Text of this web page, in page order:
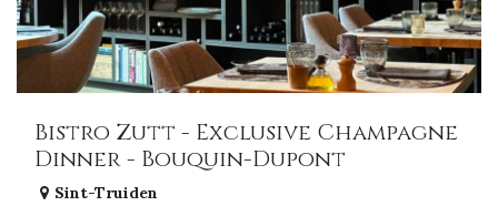
Bistro Zutt - Exclusive Champagne
Dinner - Bouquin-Dupont
Sint-Truiden